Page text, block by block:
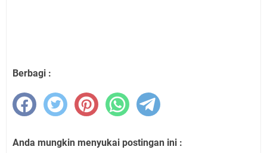
Berbagi :
Anda mungkin menyukai postingan ini :